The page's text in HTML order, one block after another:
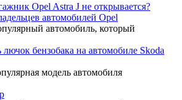
Opel Astra J не открывается?
автомобилей Opel
автомобиль, который
бензобака на автомобиле Skoda
модель автомобиля